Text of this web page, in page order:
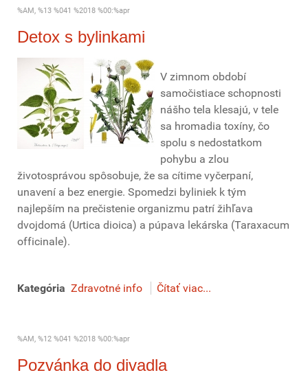
%AM, %13 %041 %2018 %00:%apr
Detox s bylinkami
V zimnom období
samočistiace schopnosti
nášho tela klesajú, v tele
sa hromadia toxíny, čo
spolu s nedostatkom
pohybu a zlou
životosprávou spôsobuje, že sa cítime vyčerpaní,
unavení a bez energie. Spomedzi byliniek k tým
najlepším na prečistenie organizmu patrí žihľava
dvojdomá (Urtica dioica) a púpava lekárska (Taraxacum
officinale).
Kategória Zdravotné info Čítať viac...
%AM, %12 %041 %2018 %00:%apr
Pozvánka do divadla